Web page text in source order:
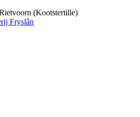
(Kootstertille)
Fryslân